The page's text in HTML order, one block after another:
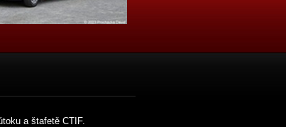
a štafetě CTIF.